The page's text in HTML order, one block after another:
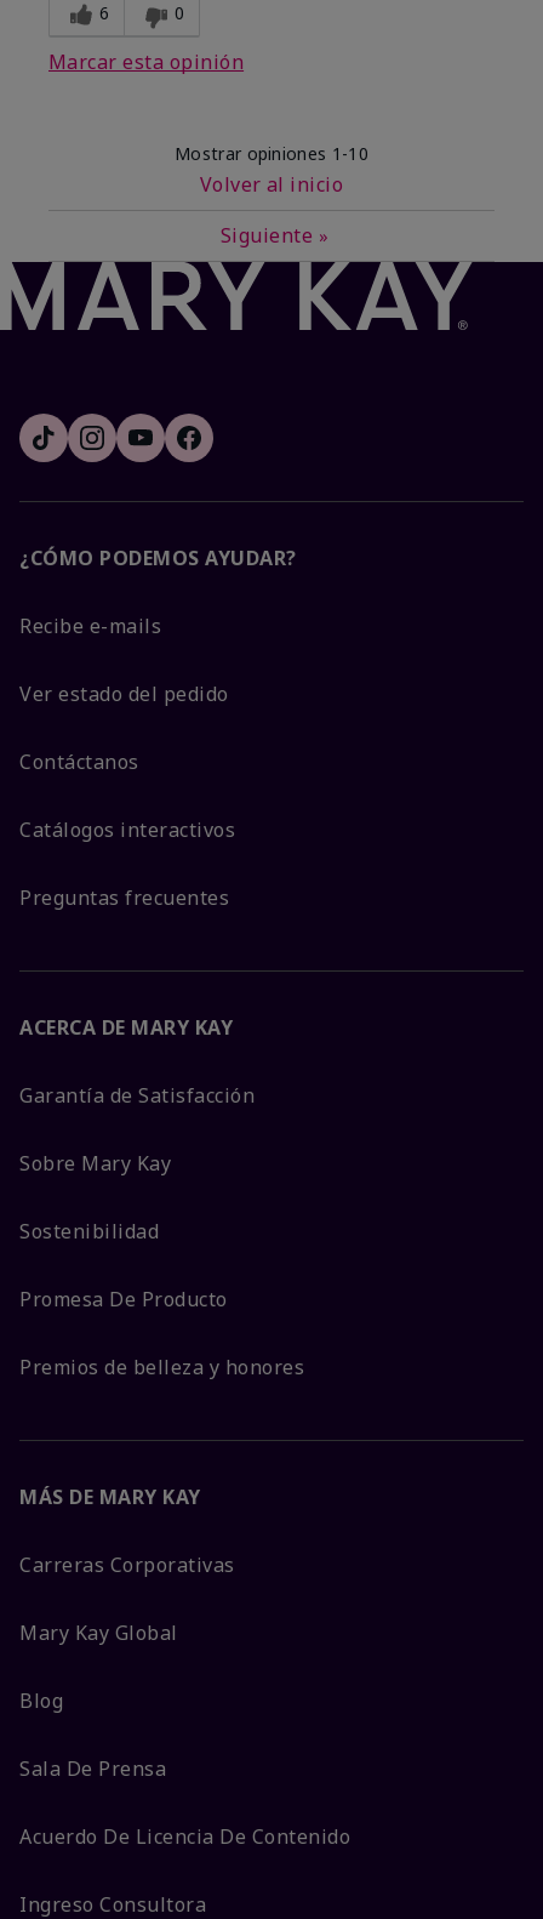
6 0
Marcar esta opinión
Mostrar opiniones 1-10
Volver al inicio
Siguiente »
¿CÓMO PODEMOS AYUDAR?
Recibe e-mails
Ver estado del pedido
Contáctanos
Catálogos interactivos
Preguntas frecuentes
ACERCA DE MARY KAY
Garantía de Satisfacción
Sobre Mary Kay
Sostenibilidad
Promesa De Producto
Premios de belleza y honores
MÁS DE MARY KAY
Carreras Corporativas
Mary Kay Global
Blog
Sala De Prensa
Acuerdo De Licencia De Contenido
Ingreso Consultora